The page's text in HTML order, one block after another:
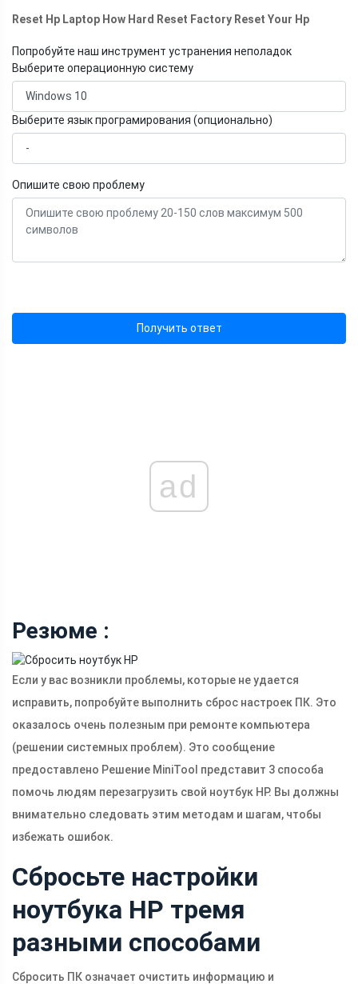
Reset Hp Laptop How Hard Reset Factory Reset Your Hp
Попробуйте наш инструмент устранения неполадок
Выберите операционную систему
Выберите язык програмирования (опционально)
Опишите свою проблему
Получить ответ
ad
Резюме :
Если у вас возникли проблемы, которые не удается
исправить, попробуйте выполнить сброс настроек ПК. Это
оказалось очень полезным при ремонте компьютера
(решении системных проблем). Это сообщение
предоставлено Решение MiniTool представит 3 способа
помочь людям перезагрузить свой ноутбук HP. Вы должны
внимательно следовать этим методам и шагам, чтобы
избежать ошибок.
Сбросьте настройки
ноутбука HP тремя
разными способами
Сбросить ПК означает очистить информацию и